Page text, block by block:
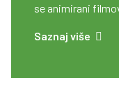
se animirani
Saznaj više